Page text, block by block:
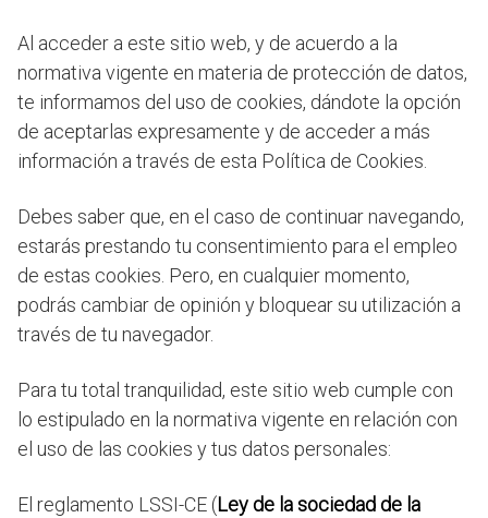
Al acceder a este sitio web, y de acuerdo a la
normativa vigente en materia de protección de datos,
te informamos del uso de cookies, dándote la opción
de aceptarlas expresamente y de acceder a más
información a través de esta Política de Cookies.
Debes saber que, en el caso de continuar navegando,
estarás prestando tu consentimiento para el empleo
de estas cookies. Pero, en cualquier momento,
podrás cambiar de opinión y bloquear su utilización a
través de tu navegador.
Para tu total tranquilidad, este sitio web cumple con
lo estipulado en la normativa vigente en relación con
el uso de las cookies y tus datos personales:
El reglamento LSSI-CE (Ley de la sociedad de la